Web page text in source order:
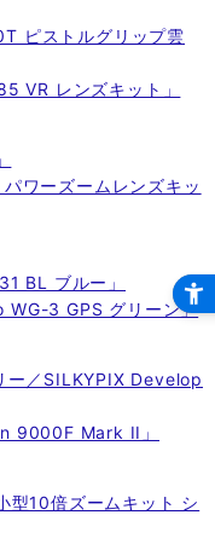
ピストルグリップ雲
VR レンズキット」
ワーズームレンズキッ
BL ブルー」
WG-3 GPS グリーン」
ー／SILKYPIX Develop
9000F Mark II」
型10倍ズームキット シ